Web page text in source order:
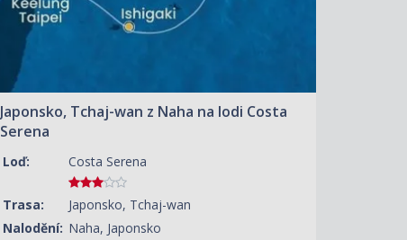
Japonsko, Tchaj-wan z Naha na lodi Costa
Serena
Loď: Costa Serena
Trasa:
Japonsko, Tchaj-wan
Nalodění: Naha, Japonsko